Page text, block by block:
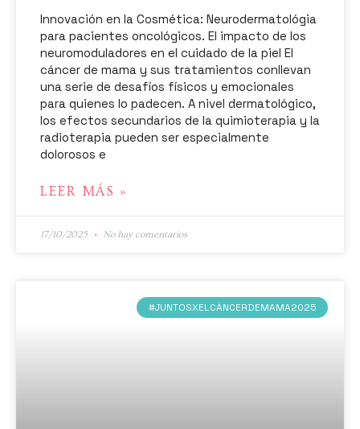
Innovación en la Cosmética: Neurodermatológia
para pacientes oncológicos. El impacto de los
neuromoduladores en el cuidado de la piel El
cáncer de mama y sus tratamientos conllevan
una serie de desafíos físicos y emocionales
para quienes lo padecen. A nivel dermatológico,
los efectos secundarios de la quimioterapia y la
radioterapia pueden ser especialmente
dolorosos e
LEER MÁS »
17/10/2025 No hay comentarios
#JUNTOSXELCÁNCERDEMAMA2025